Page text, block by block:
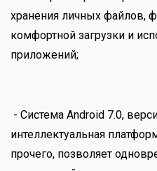
хранения личных файлов,
комфортной загрузки и
приложений;
- Система Android 7.0,
интеллектуальная
прочего, позволяет